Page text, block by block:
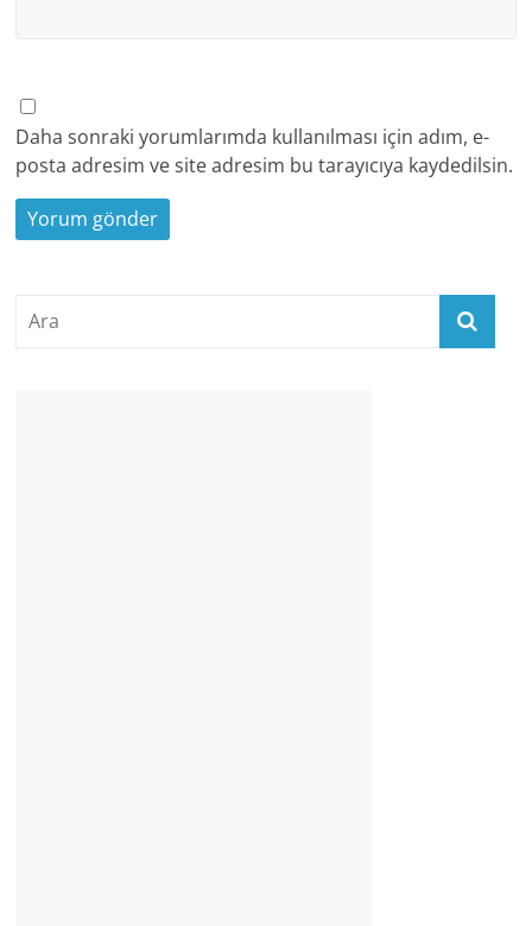
Daha sonraki yorumlarımda kullanılması için adım, e-
posta adresim ve site adresim bu tarayıcıya kaydedilsin.